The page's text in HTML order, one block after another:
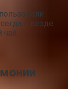
и везде